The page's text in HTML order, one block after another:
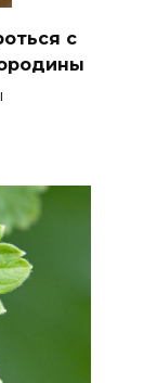
с